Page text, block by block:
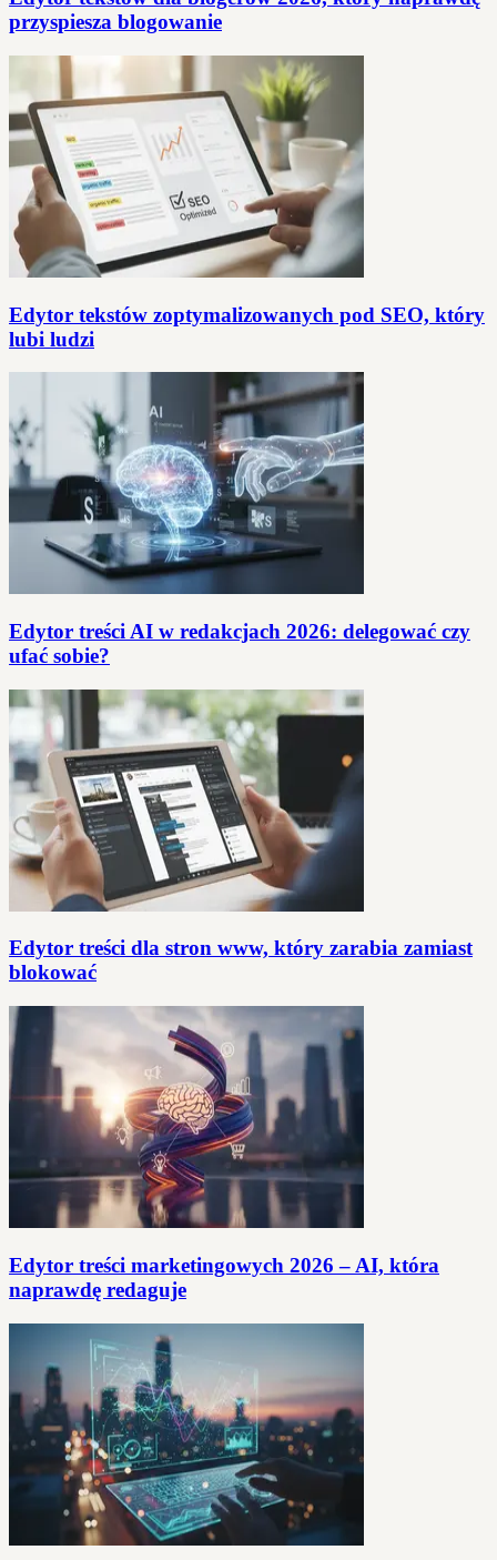
przyspiesza blogowanie
Edytor tekstów zoptymalizowanych pod SEO, który
lubi ludzi
Edytor treści AI w redakcjach 2026: delegować czy
ufać sobie?
Edytor treści dla stron www, który zarabia zamiast
blokować
Edytor treści marketingowych 2026 – AI, która
naprawdę redaguje